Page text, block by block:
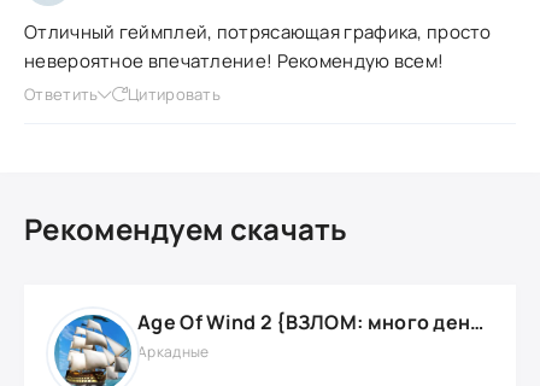
Отличный геймплей, потрясающая графика, просто
невероятное впечатление! Рекомендую всем!
Ответить Цитировать
Рекомендуем скачать
Age Of Wind 2 {ВЗЛОМ: много денег}
Аркадные